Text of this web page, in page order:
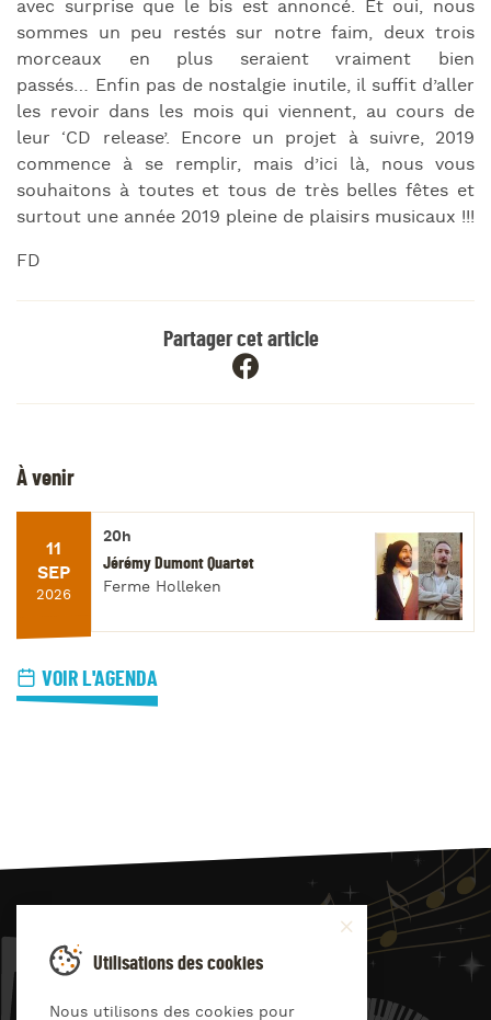
avec surprise que le bis est annoncé. Et oui, nous
sommes un peu restés sur notre faim, deux trois
morceaux en plus seraient vraiment bien
passés… Enfin pas de nostalgie inutile, il suffit d’aller
les revoir dans les mois qui viennent, au cours de
leur ‘CD release’. Encore un projet à suivre, 2019
commence à se remplir, mais d’ici là, nous vous
souhaitons à toutes et tous de très belles fêtes et
surtout une année 2019 pleine de plaisirs musicaux !!!
FD
Partager cet article
À venir
11
SEP
2026
20h
Jérémy Dumont Quartet
Ferme Holleken
VOIR L'AGENDA
JAZZ4
Utilisations des cookies
Nous utilisons des cookies pour